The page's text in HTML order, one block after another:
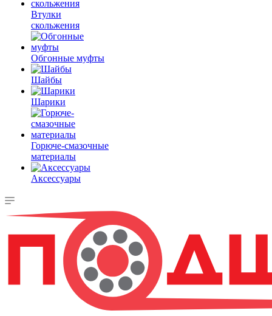
Втулки
скольжения
Обгонные муфты
Шайбы
Шарики
Горюче-смазочные
материалы
Аксессуары